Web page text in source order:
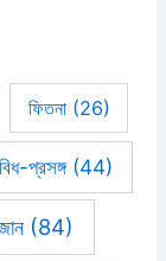
ফিতনা(26)
প্রসঙ্গ(44)
(84)